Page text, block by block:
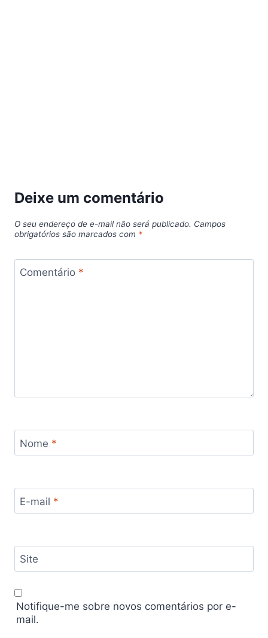
Deixe um comentário
O seu endereço de e-mail não será publicado. Campos
obrigatórios são marcados com *
Comentário *
Nome *
E-mail *
Site
Notifique-me sobre novos comentários por e-
mail.